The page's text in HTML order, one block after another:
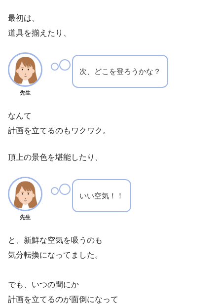
最初は、
道具を揃えたり、
先生
次、どこを登ろうかな？
なんて
計画を立てるのもワクワク。
頂上の景色を堪能したり、
先生
いい空気！！
と、新鮮な空気を吸うのも
気分転換になってました。
でも、いつの間にか
計画を立てるのが面倒になって